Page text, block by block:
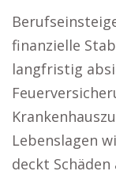
finanzielle
langfristig
Lebenslagen
deckt